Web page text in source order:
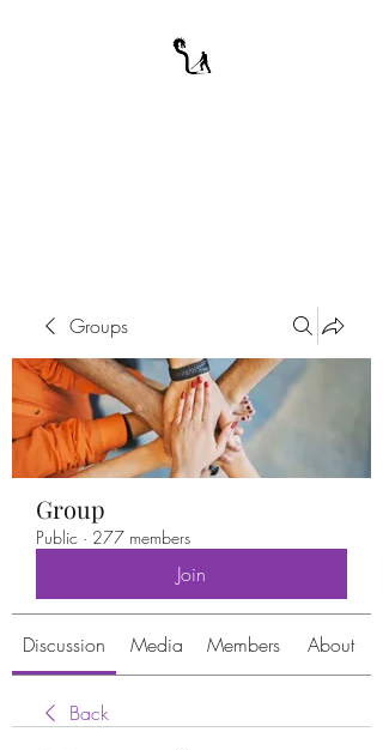
Groups
Group
Public · 277 members
Join
Discussion Media Members About
Back